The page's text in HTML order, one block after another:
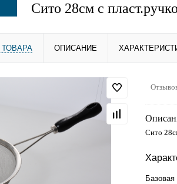
Сито 28см с
ОПИСАНИЕ
Сито